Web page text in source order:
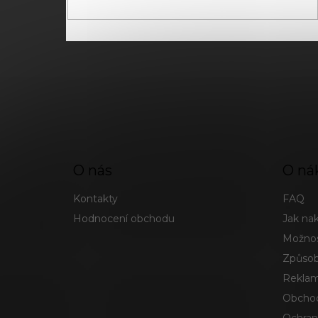
O nás
Kontakty
Hodnocení obchodu
FAQ
Jak